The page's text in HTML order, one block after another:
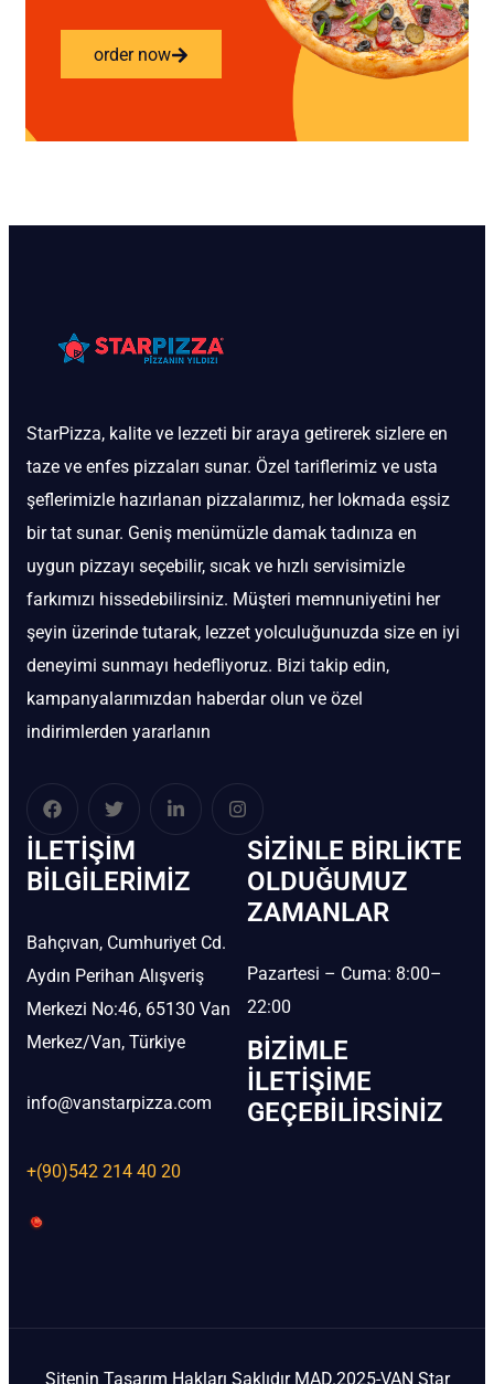
order now
StarPizza, kalite ve lezzeti bir araya getirerek sizlere en
taze ve enfes pizzaları sunar. Özel tariflerimiz ve usta
şeflerimizle hazırlanan pizzalarımız, her lokmada eşsiz
bir tat sunar. Geniş menümüzle damak tadınıza en
uygun pizzayı seçebilir, sıcak ve hızlı servisimizle
farkımızı hissedebilirsiniz. Müşteri memnuniyetini her
şeyin üzerinde tutarak, lezzet yolculuğunuzda size en iyi
deneyimi sunmayı hedefliyoruz. Bizi takip edin,
kampanyalarımızdan haberdar olun ve özel
indirimlerden yararlanın
İLETIŞIM
BİLGILERIMIZ
Bahçıvan, Cumhuriyet Cd.
Aydın Perihan Alışveriş
Merkezi No:46, 65130 Van
Merkez/Van, Türkiye
info@vanstarpizza.com
+(90)542 214 40 20
SIZINLE BIRLIKTE
OLDUĞUMUZ
ZAMANLAR
Pazartesi – Cuma: 8:00–
22:00
BIZIMLE
İLETIŞIME
GEÇEBILIRSINIZ
Sitenin Tasarım Hakları Saklıdır MAD.2025-VAN Star